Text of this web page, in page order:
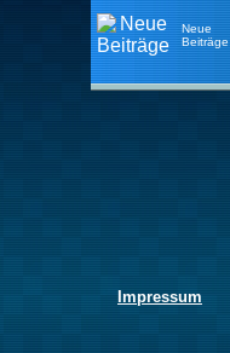
Neue
Beiträge
Impressum